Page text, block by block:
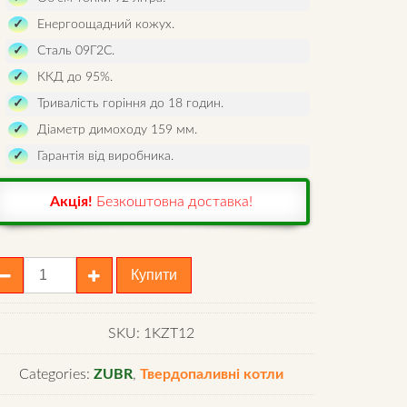
Енергоощадний кожух.
Сталь 09Г2С.
ККД до 95%.
Тривалість горіння до 18 годин.
Діаметр димоходу 159 мм.
Гарантія від виробника.
Акція! Безкоштовна доставка!
Купити
SKU: 1KZT12
Categories: ZUBR, Твердопаливні котли